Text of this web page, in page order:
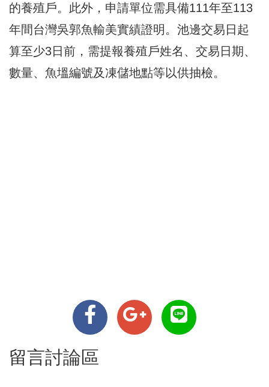
的養殖戶。此外，申請單位需具備111年至113
年間台灣吳郭魚輸美實績證明。池邊交易日起
算至少3日前，需提報養殖戶姓名、交易日期、
數量、魚塭編號及凍儲地點等以供抽檢。
留言討論區